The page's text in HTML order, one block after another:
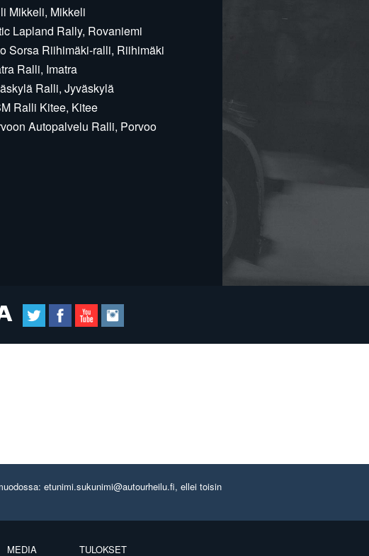
Mikkeli, Mikkeli
Lapland Rally, Rovaniemi
Sorsa Riihimäki-ralli, Riihimäki
Ralli, Imatra
Ralli, Jyväskylä
Ralli Kitee, Kitee
Autopalvelu Ralli, Porvoo
etunimi.sukunimi@autourheilu.fi, ellei toisin
MEDIA TULOKSET